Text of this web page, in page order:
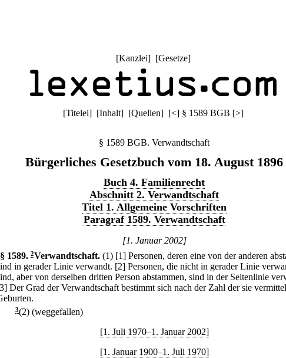
[Kanzlei] [Gesetze]
[Titelei] [Inhalt] [Quellen] [<] § 1589 BGB [>]
§ 1589 BGB. Verwandtschaft
Bürgerliches Gesetzbuch vom 18. August 1896
Buch 4. Familienrecht
Abschnitt 2. Verwandtschaft
Titel 1. Allgemeine Vorschriften
Paragraf 1589. Verwandtschaft
[1. Januar 2002]
§ 1589. 2Verwandtschaft. (1) [1] Personen, deren eine von der anderen
in gerader Linie verwandt. [2] Personen, die nicht in gerader Linie
aber von derselben dritten Person abstammen, sind in der Seitenlinie
Der Grad der Verwandtschaft bestimmt sich nach der Zahl der sie
3(2) (weggefallen)
[1. Juli 1970–1. Januar 2002]
[1. Januar 1900–1. Juli 1970]